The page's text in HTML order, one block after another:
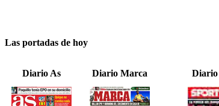
Las portadas de hoy
Diario As Diario Marca